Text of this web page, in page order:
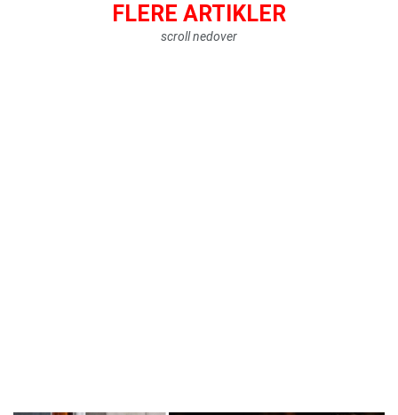
FLERE ARTIKLER
scroll nedover